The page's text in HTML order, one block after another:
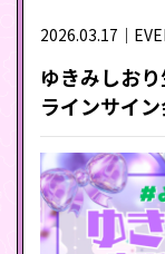
2026.03.17｜
ゆきみしお
ラインサイン